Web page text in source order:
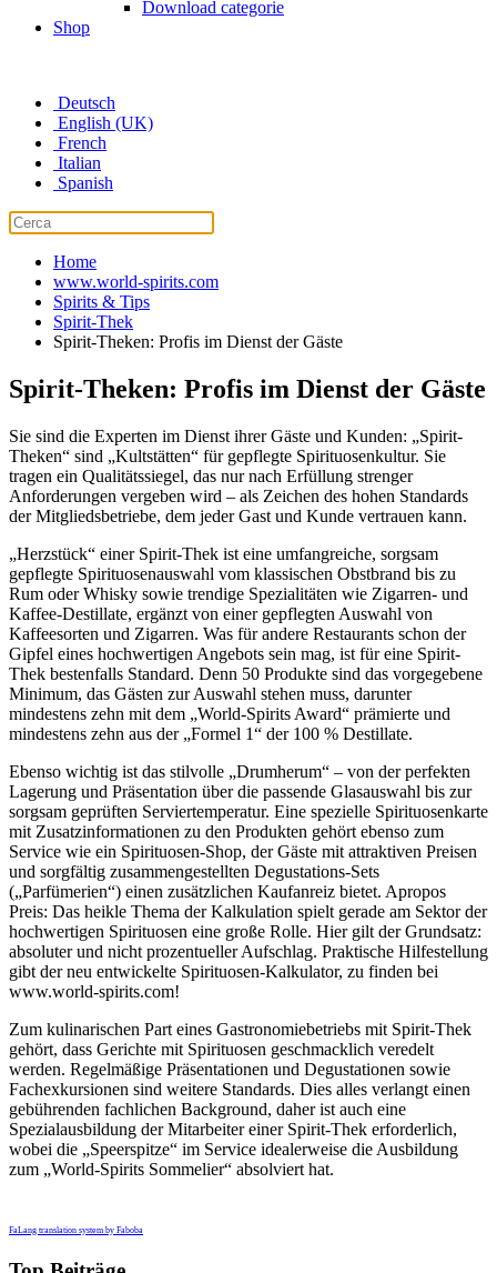
Download categorie
Shop
Deutsch
English (UK)
French
Italian
Spanish
Home
www.world-spirits.com
Spirits & Tips
Spirit-Thek
Spirit-Theken: Profis im Dienst der Gäste
Spirit-Theken: Profis im Dienst der Gäste
Sie sind die Experten im Dienst ihrer Gäste und Kunden: „Spirit-
Theken“ sind „Kultstätten“ für gepflegte Spirituosenkultur. Sie
tragen ein Qualitätssiegel, das nur nach Erfüllung strenger
Anforderungen vergeben wird – als Zeichen des hohen Standards
der Mitgliedsbetriebe, dem jeder Gast und Kunde vertrauen kann.
„Herzstück“ einer Spirit-Thek ist eine umfangreiche, sorgsam
gepflegte Spirituosenauswahl vom klassischen Obstbrand bis zu
Rum oder Whisky sowie trendige Spezialitäten wie Zigarren- und
Kaffee-Destillate, ergänzt von einer gepflegten Auswahl von
Kaffeesorten und Zigarren. Was für andere Restaurants schon der
Gipfel eines hochwertigen Angebots sein mag, ist für eine Spirit-
Thek bestenfalls Standard. Denn 50 Produkte sind das vorgegebene
Minimum, das Gästen zur Auswahl stehen muss, darunter
mindestens zehn mit dem „World-Spirits Award“ prämierte und
mindestens zehn aus der „Formel 1“ der 100 % Destillate.
Ebenso wichtig ist das stilvolle „Drumherum“ – von der perfekten
Lagerung und Präsentation über die passende Glasauswahl bis zur
sorgsam geprüften Serviertemperatur. Eine spezielle Spirituosenkarte
mit Zusatzinformationen zu den Produkten gehört ebenso zum
Service wie ein Spirituosen-Shop, der Gäste mit attraktiven Preisen
und sorgfältig zusammengestellten Degustations-Sets
(„Parfümerien“) einen zusätzlichen Kaufanreiz bietet. Apropos
Preis: Das heikle Thema der Kalkulation spielt gerade am Sektor der
hochwertigen Spirituosen eine große Rolle. Hier gilt der Grundsatz:
absoluter und nicht prozentueller Aufschlag. Praktische Hilfestellung
gibt der neu entwickelte Spirituosen-Kalkulator, zu finden bei
www.world-spirits.com!
Zum kulinarischen Part eines Gastronomiebetriebs mit Spirit-Thek
gehört, dass Gerichte mit Spirituosen geschmacklich veredelt
werden. Regelmäßige Präsentationen und Degustationen sowie
Fachexkursionen sind weitere Standards. Dies alles verlangt einen
gebührenden fachlichen Background, daher ist auch eine
Spezialausbildung der Mitarbeiter einer Spirit-Thek erforderlich,
wobei die „Speerspitze“ im Service idealerweise die Ausbildung
zum „World-Spirits Sommelier“ absolviert hat.
FaLang translation system by Faboba